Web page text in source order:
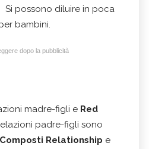
Si possono diluire in poca
bambini.
dopo la pubblicità
madre-figli e Red
padre-figli sono
Composti Relationship e